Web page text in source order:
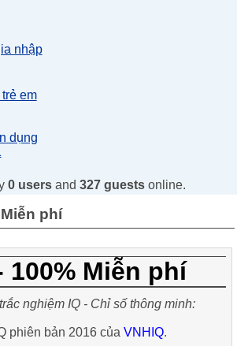
nhập
trẻ em
dụng
0 usersand 327 guestsonline.
phí
100% Miễn phí
nghiệm IQ - Chỉ số thông minh:
phiên bản 2016 của VNHIQ.